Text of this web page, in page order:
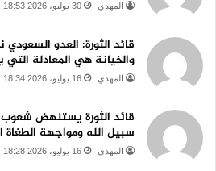
المهدي 30 يوليو، 2026 18:53
قائد الثورة: العدو
والخيانة هي المعادلة التي
المهدي 16 يوليو، 2026 18:34
قائد الثورة يستنهض شعوب
سبيل الله ومواجهة الطغاة
المهدي 16 يوليو، 2026 18:28